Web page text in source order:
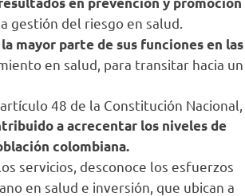
gestión del riesgo en salud.
mayor parte de sus funciones en las
en salud, para transitar hacia un
48 de la Constitución Nacional,
a acrecentar los niveles de
colombiana.
servicios, desconoce los esfuerzos
en salud e inversión, que ubican a